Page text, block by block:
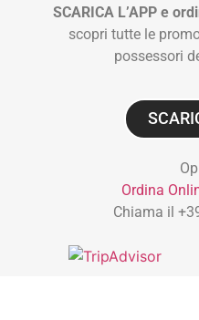
SCARICA L’APP e
scopri tutte le
possessori
Ordina
Chiama il